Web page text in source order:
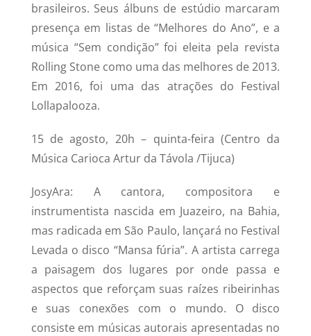
brasileiros. Seus álbuns de estúdio marcaram
presença em listas de “Melhores do Ano”, e a
música “Sem condição” foi eleita pela revista
Rolling Stone como uma das melhores de 2013.
Em 2016, foi uma das atrações do Festival
Lollapalooza.
15 de agosto, 20h – quinta-feira (Centro da
Música Carioca Artur da Távola /Tijuca)
JosyAra: A cantora, compositora e
instrumentista nascida em Juazeiro, na Bahia,
mas radicada em São Paulo, lançará no Festival
Levada o disco “Mansa fúria”. A artista carrega
a paisagem dos lugares por onde passa e
aspectos que reforçam suas raízes ribeirinhas
e suas conexões com o mundo. O disco
consiste em músicas autorais apresentadas no